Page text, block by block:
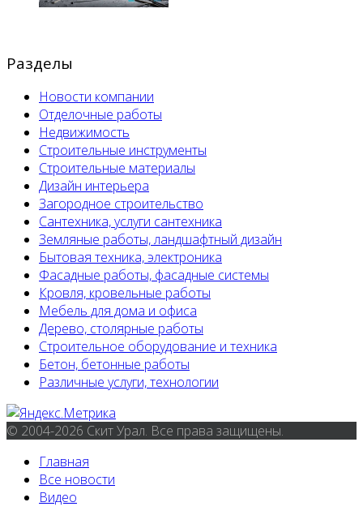
Разделы
Новости компании
Отделочные работы
Недвижимость
Строительные инструменты
Строительные материалы
Дизайн интерьера
Загородное строительство
Сантехника, услуги сантехника
Земляные работы, ландшафтный дизайн
Бытовая техника, электроника
Фасадные работы, фасадные системы
Кровля, кровельные работы
Мебель для дома и офиса
Дерево, столярные работы
Строительное оборудование и техника
Бетон, бетонные работы
Различные услуги, технологии
© 2004-2026 Скит Урал. Все права защищены.
Главная
Все новости
Видео